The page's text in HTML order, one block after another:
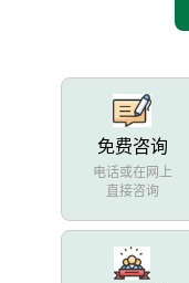
免费咨询
电话或在网上
直接咨询